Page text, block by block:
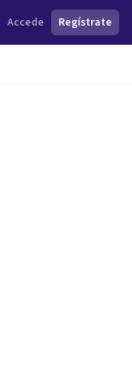
Accede Regístrate